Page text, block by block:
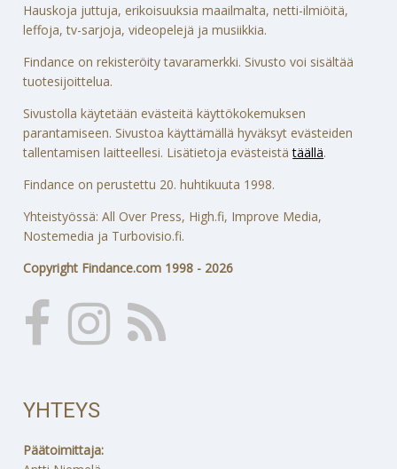
Hauskoja juttuja, erikoisuuksia maailmalta, netti-ilmiöitä,
leffoja, tv-sarjoja, videopelejä ja musiikkia.
Findance on rekisteröity tavaramerkki. Sivusto voi sisältää
tuotesijoittelua.
Sivustolla käytetään evästeitä käyttökokemuksen
parantamiseen. Sivustoa käyttämällä hyväksyt evästeiden
tallentamisen laitteellesi. Lisätietoja evästeistätäällä.
Findance on perustettu 20. huhtikuuta 1998.
Yhteistyössä: All Over Press, High.fi, Improve Media,
Nostemedia ja Turbovisio.fi.
Copyright Findance.com 1998 - 2026
YHTEYS
Päätoimittaja: